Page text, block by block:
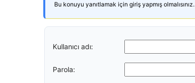
Bu konuyu yanıtlamak için giriş yapmış olmalısınız.
Kullanıcı adı:
Parola: